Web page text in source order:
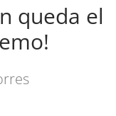
queda el